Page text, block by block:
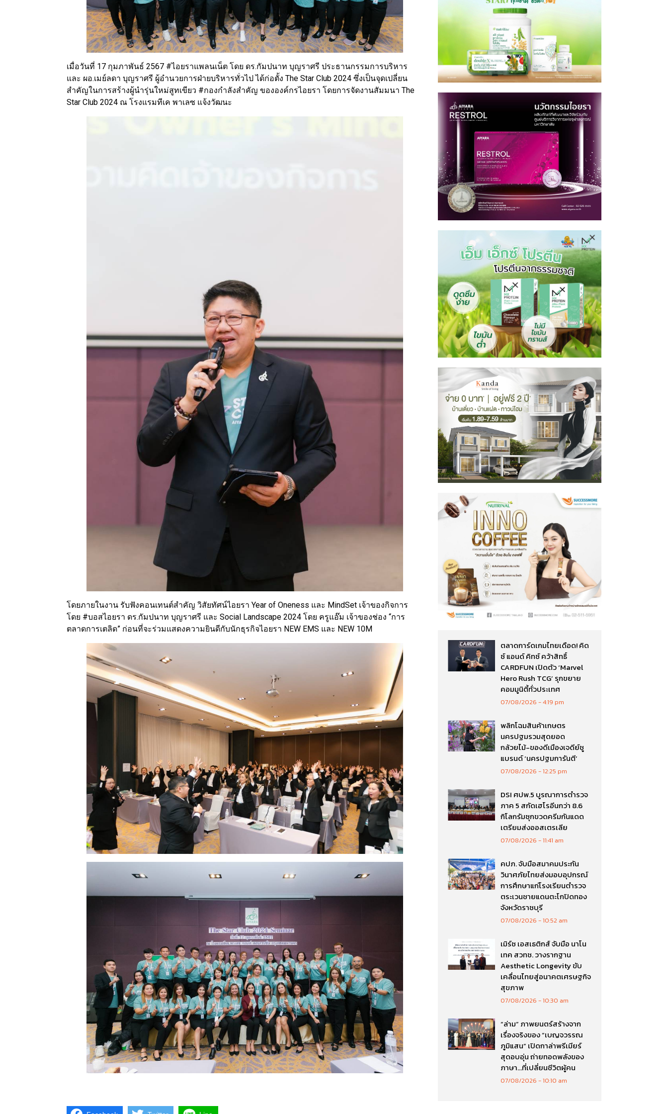
เมื่อวันที่ 17 กุมภาพันธ์ 2567 #ไอยราแพลนเน็ต โดย ดร.กัมปนาท บุญราศรี ประธานกรรมการบริหาร
และ ผอ.เมย์ลดา บุญราศรี ผู้อำนวยการฝ่ายบริหารทั่วไป ได้ก่อตั้ง The Star Club 2024 ซึ่งเป็นจุดเปลี่ยน
สำคัญในการสร้างผู้นำรุ่นใหม่สูทเขียว #กองกำลังสำคัญ ขององค์กรไอยรา โดยการจัดงานสัมมนา The
Star Club 2024 ณ โรงแรมทีเค พาเลซ แจ้งวัฒนะ
โดยภายในงาน รับฟังคอนเทนต์สำคัญ วิสัยทัศน์ไอยรา Year of Oneness และ MindSet เจ้าของกิจการ
โดย #บอสไอยรา ดร.กัมปนาท บุญราศรี และ Social Landscape 2024 โดย ครูแอ๊ม เจ้าของช่อง “การ
ตลาดการเตลิด” ก่อนที่จะร่วมแสดงความยินดีกับนักธุรกิจไอยรา NEW EMS และ NEW 10M
ตลาดการ์ดเกมไทยเดือด! คิด
ซ์ แอนด์ คิทซ์ คว้าสิทธิ์
CARDFUN เปิดตัว ‘Marvel
Hero Rush TCG’ รุกขยาย
คอมมูนิตี้ทั่วประเทศ
07/08/2026 4:19 pm
พลิกโฉมสินค้าเกษตร
นครปฐมรวมสุดยอด
กล้วยไม้-ของดีเมืองเจดีย์ชู
แบรนด์ ‘นครปฐมการันตี’
07/08/2026 12:25 pm
DSI ศปพ.5 บูรณาการตำรวจ
ภาค 5 สกัดเฮโรอีนกว่า 8.6
กิโลกรัมซุกขวดครีมกันแดด
เตรียมส่งออสเตรเลีย
07/08/2026 11:41 am
คปภ. จับมือสมาคมประกัน
วินาศภัยไทยส่งมอบอุปกรณ์
การศึกษาแก่โรงเรียนตำรวจ
ตระเวนชายแดนตะโกปิดทอง
จังหวัดราชบุรี
07/08/2026 10:52 am
เมิร์ซ เอสเธติกส์ จับมือ นาโน
เทค สวทช. วางรากฐาน
Aesthetic Longevity ขับ
เคลื่อนไทยสู่อนาคตเศรษฐกิจ
สุขภาพ
07/08/2026 10:30 am
“ล่าม” ภาพยนตร์สร้างจาก
เรื่องจริงของ “เบญจวรรณ
ภูมิแสน” เปิดกาล่าพรีเมียร์
สุดอบอุ่น ถ่ายทอดพลังของ
ภาษา…ที่เปลี่ยนชีวิตผู้คน
07/08/2026 10:10 am